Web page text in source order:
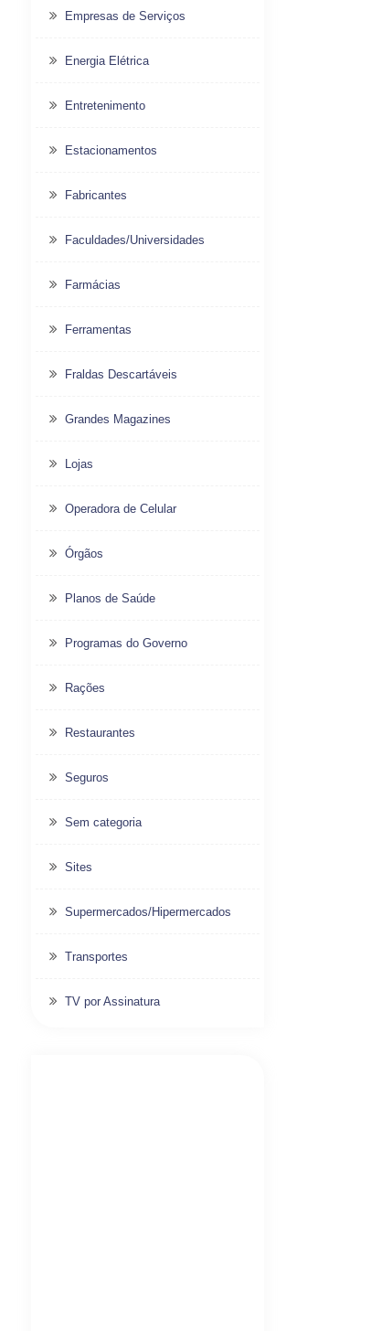
Empresas de Serviços
Energia Elétrica
Entretenimento
Estacionamentos
Fabricantes
Faculdades/Universidades
Farmácias
Ferramentas
Fraldas Descartáveis
Grandes Magazines
Lojas
Operadora de Celular
Órgãos
Planos de Saúde
Programas do Governo
Rações
Restaurantes
Seguros
Sem categoria
Sites
Supermercados/Hipermercados
Transportes
TV por Assinatura